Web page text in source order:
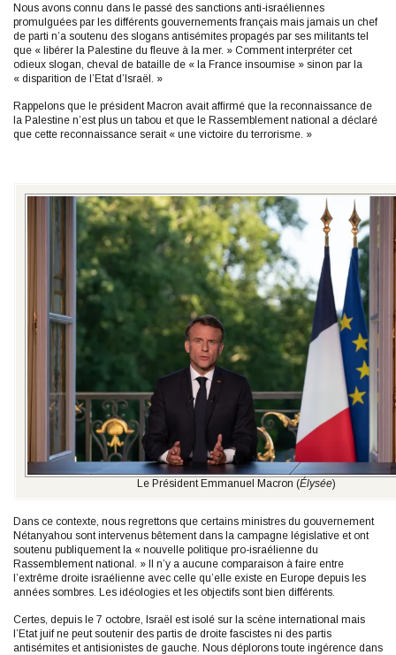
Nous avons connu dans le passé des sanctions anti-israéliennes
promulguées par les différents gouvernements français mais jamais un chef
de parti n’a soutenu des slogans antisémites propagés par ses militants tel
que « libérer la Palestine du fleuve à la mer. » Comment interpréter cet
odieux slogan, cheval de bataille de « la France insoumise » sinon par la
« disparition de l’Etat d’Israël. »
Rappelons que le président Macron avait affirmé que la reconnaissance de
la Palestine n’est plus un tabou et que le Rassemblement national a déclaré
que cette reconnaissance serait « une victoire du terrorisme. »
Le Président Emmanuel Macron (Élysée)
Dans ce contexte, nous regrettons que certains ministres du gouvernement
Nétanyahou sont intervenus bêtement dans la campagne législative et ont
soutenu publiquement la « nouvelle politique pro-israélienne du
Rassemblement national. » Il n’y a aucune comparaison à faire entre
l’extrême droite israélienne avec celle qu’elle existe en Europe depuis les
années sombres. Les idéologies et les objectifs sont bien différents.
Certes, depuis le 7 octobre, Israël est isolé sur la scène international mais
l’Etat juif ne peut soutenir des partis de droite fascistes ni des partis
antisémites et antisionistes de gauche. Nous déplorons toute ingérence dans